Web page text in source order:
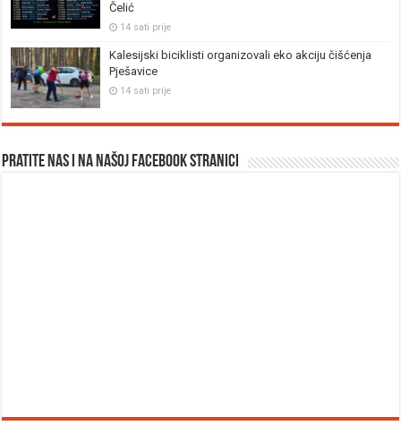
Čelić
14 sati prije
Kalesijski biciklisti organizovali eko akciju čišćenja
Pješavice
14 sati prije
Pratite nas i na našoj facebook stranici